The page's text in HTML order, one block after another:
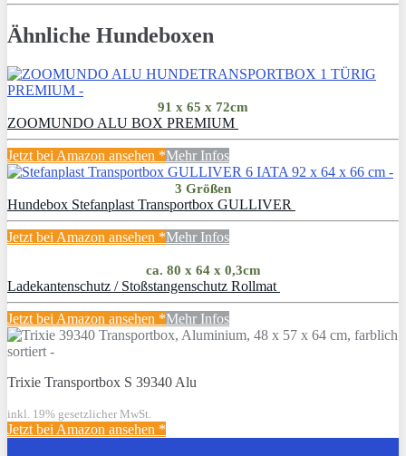
Ähnliche Hundeboxen
91 x 65 x 72cm
ZOOMUNDO ALU BOX PREMIUM
Jetzt bei Amazon ansehen *Mehr Infos
3 Größen
Hundebox Stefanplast Transportbox GULLIVER
Jetzt bei Amazon ansehen *Mehr Infos
ca. 80 x 64 x 0,3cm
Ladekantenschutz / Stoßstangenschutz Rollmat
Jetzt bei Amazon ansehen *Mehr Infos
Trixie Transportbox S 39340 Alu
inkl. 19% gesetzlicher MwSt.
Jetzt bei Amazon ansehen *